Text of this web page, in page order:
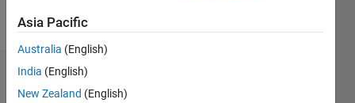
Languages:
Dashboard
Asia Pacific
Australia (English)
India (English)
New Zealand (English)